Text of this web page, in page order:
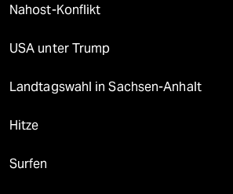
Nahost-Konflikt
USA unter Trump
Landtagswahl in Sachsen-Anhalt
Hitze
Surfen